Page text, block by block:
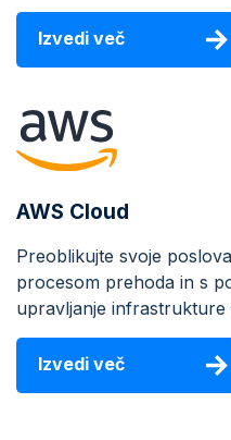
Izvedi več
AWS Cloud
Preoblikujte svoje
procesom prehoda in s
upravljanje infrastrukture
Izvedi več